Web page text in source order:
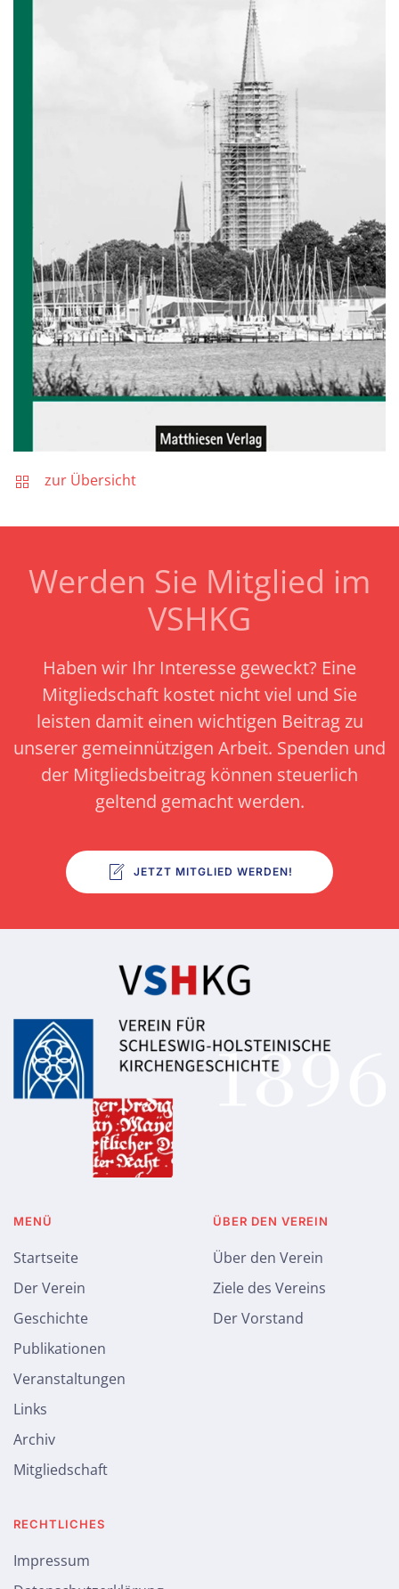
zur Übersicht
Werden Sie Mitglied im
VSHKG
Haben wir Ihr Interesse geweckt? Eine
Mitgliedschaft kostet nicht viel und Sie
leisten damit einen wichtigen Beitrag zu
unserer gemeinnützigen Arbeit. Spenden und
der Mitgliedsbeitrag können steuerlich
geltend gemacht werden.
JETZT MITGLIED WERDEN!
MENÜ
Startseite
Der Verein
Geschichte
Publikationen
Veranstaltungen
Links
Archiv
Mitgliedschaft
ÜBER DEN VEREIN
Über den Verein
Ziele des Vereins
Der Vorstand
RECHTLICHES
Impressum